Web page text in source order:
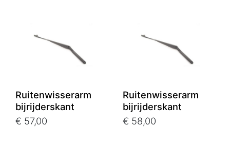
Ruitenwisserarm
bijrijderskant
€ 57,00
Ruitenwisserarm
bijrijderskant
€ 58,00